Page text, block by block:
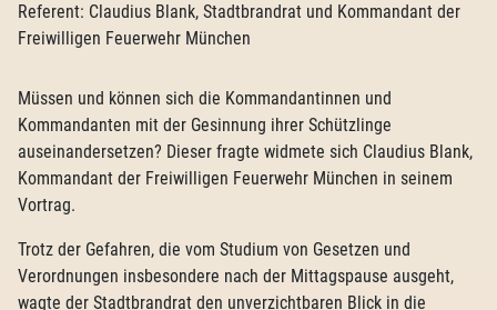
Referent: Claudius Blank, Stadtbrandrat und Kommandant der
Freiwilligen Feuerwehr München
Müssen und können sich die Kommandantinnen und
Kommandanten mit der Gesinnung ihrer Schützlinge
auseinandersetzen? Dieser fragte widmete sich Claudius Blank,
Kommandant der Freiwilligen Feuerwehr München in seinem
Vortrag.
Trotz der Gefahren, die vom Studium von Gesetzen und
Verordnungen insbesondere nach der Mittagspause ausgeht,
wagte der Stadtbrandrat den unverzichtbaren Blick in die